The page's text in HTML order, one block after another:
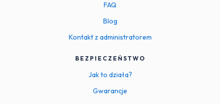
FAQ
Blog
Kontakt z administratorem
BEZPIECZEŃSTWO
Jak to działa?
Gwarancje